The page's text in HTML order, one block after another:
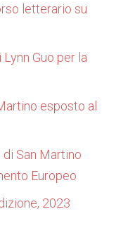
letterario su
Guo per la
esposto al
di San Martino
Europeo
2023